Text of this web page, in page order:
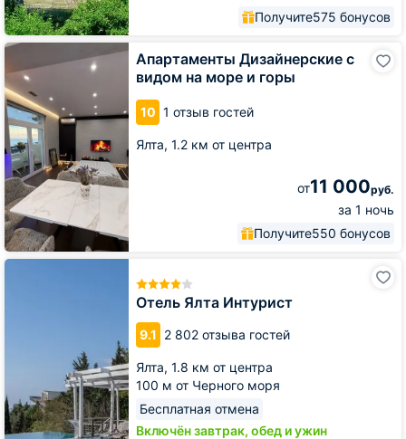
Получите575 бонусов
Апартаменты Дизайнерские с
видом на море и горы
10 1 отзыв гостей
Ялта, 1.2 км от центра
от11 000руб.
за 1 ночь
Получите550 бонусов
Апартаменты
Дизайнерские
с
видом
на
море
и
горы
Отель Ялта Интурист
9.1 2 802 отзыва гостей
Ялта, 1.8 км от центра
100 м от Черного моря
Бесплатная отмена
Включён завтрак, обед и ужин
Отель